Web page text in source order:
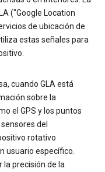
("Google Location
de ubicación de
estas señales para
cuando GLA está
sobre la
el GPS y los puntos
del
rotativo
usuario específico.
precisión de la